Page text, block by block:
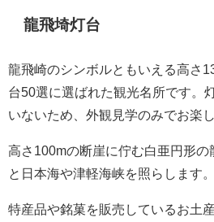
龍飛埼灯台
龍飛崎のシンボルともいえる高さ
台50選に選ばれた観光名所です。
いないため、外観見学のみでお楽
高さ100mの断崖に佇む白亜円形の
と日本海や津軽海峡を照らします。
特産品や銘菓を販売しているお土